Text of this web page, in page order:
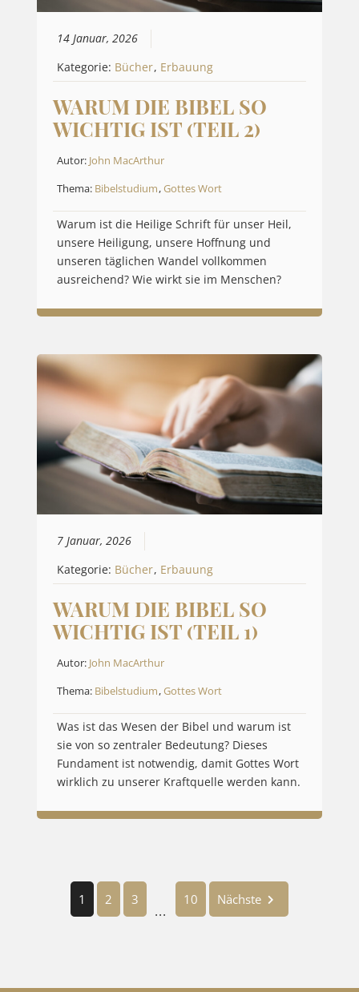
14 Januar, 2026
Kategorie: Bücher, Erbauung
WARUM DIE BIBEL SO
WICHTIG IST (TEIL 2)
Autor: John MacArthur
Thema: Bibelstudium,Gottes Wort
Warum ist die Heilige Schrift für unser Heil,
unsere Heiligung, unsere Hoffnung und
unseren täglichen Wandel vollkommen
ausreichend? Wie wirkt sie im Menschen?
7 Januar, 2026
Kategorie: Bücher, Erbauung
WARUM DIE BIBEL SO
WICHTIG IST (TEIL 1)
Autor: John MacArthur
Thema: Bibelstudium,Gottes Wort
Was ist das Wesen der Bibel und warum ist
sie von so zentraler Bedeutung? Dieses
Fundament ist notwendig, damit Gottes Wort
wirklich zu unserer Kraftquelle werden kann.
1 2 3
...
10 Nächste